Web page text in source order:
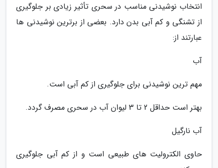
انتخاب نوشیدنی مناسب در سحری تأثیر زیادی بر جلوگیری
از تشنگی و کم آبی بدن دارد. بعضی از برترین نوشیدنی ها
عبارتند از:
آب
مهم ترین نوشیدنی برای جلوگیری از کم آبی است.
بهتر است حداقل 2 تا 3 لیوان آب در سحری مصرف گردد.
آب نارگیل
حاوی الکترولیت های طبیعی است و از کم آبی جلوگیری